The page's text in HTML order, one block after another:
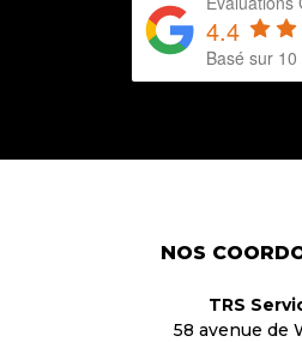
4.4
Basé sur 10
NOS
TRS
58 avenue de